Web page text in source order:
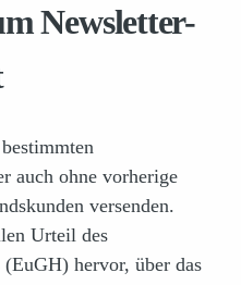
Newsletter-
auch ohne vorherige
versenden.
Urteil des
hervor, über das